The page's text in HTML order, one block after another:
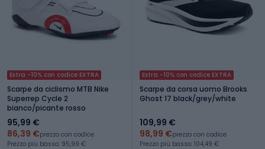
Extra -10% con codice EXTRA
Scarpe da ciclismo MTB Nike
Superrep Cycle 2
bianco/picante rosso
95,99 €
86,39 €prezzo con codice
Prezzo più basso: 95,99 €
Extra -10% con codice EXTRA
Scarpe da corsa uomo Brooks
Ghost 17 black/grey/white
109,99 €
98,99 €prezzo con codice
Prezzo più basso: 104,49 €